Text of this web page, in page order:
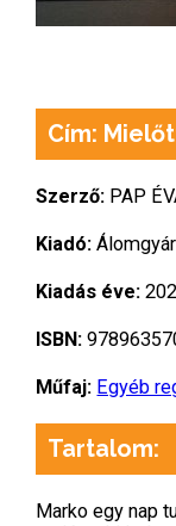
Cím:
Szerző: PAP
Kiadó:
Kiadás éve:
ISBN:
Műfaj: Egyéb
Tartalom:
Marko egy nap